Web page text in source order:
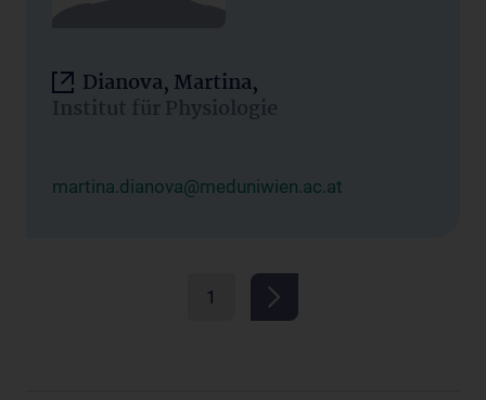
Dianova, Martina,
Institut für Physiologie
martina.dianova@meduniwien.ac.at
1